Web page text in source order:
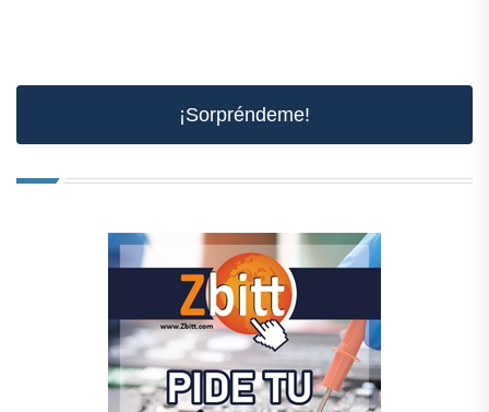
¡Sorpréndeme!